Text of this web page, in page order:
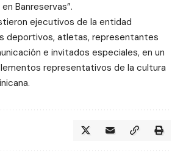
Banreservas”.
ejecutivos de la entidad
deportivos, atletas, representantes
e invitados especiales, en un
representativos de la cultura